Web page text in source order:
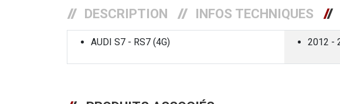
DESCRIPTION INFOS TECHNIQUES
AUDI S7 - RS7 (4G) 2012 -